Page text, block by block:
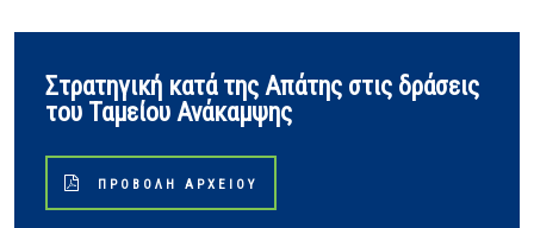
Στρατηγική κατά της Απάτης στις δράσεις
του Ταμείου Ανάκαμψης
ΠΡΟΒΟΛΉ ΑΡΧΕΊΟΥ